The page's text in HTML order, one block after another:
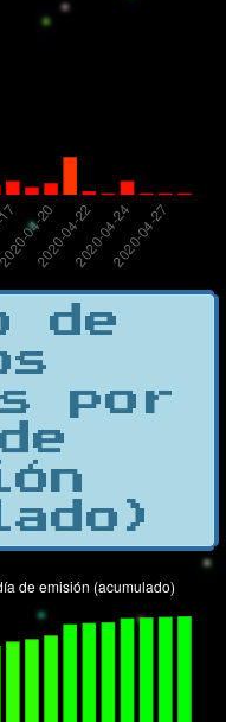
de
por